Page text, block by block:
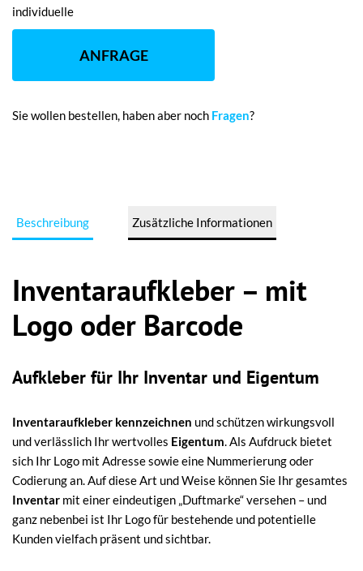
individuelle
ANFRAGE
Sie wollen bestellen, haben aber noch Fragen?
Beschreibung Zusätzliche Informationen
Inventaraufkleber – mit
Logo oder Barcode
Aufkleber für Ihr Inventar und Eigentum
Inventaraufkleber kennzeichnen und schützen wirkungsvoll
und verlässlich Ihr wertvolles Eigentum. Als Aufdruck bietet
sich Ihr Logo mit Adresse sowie eine Nummerierung oder
Codierung an. Auf diese Art und Weise können Sie Ihr gesamtes
Inventar mit einer eindeutigen „Duftmarke“ versehen – und
ganz nebenbei ist Ihr Logo für bestehende und potentielle
Kunden vielfach präsent und sichtbar.